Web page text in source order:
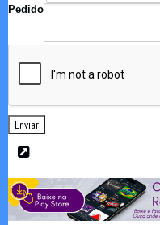
Pedido
Enviar